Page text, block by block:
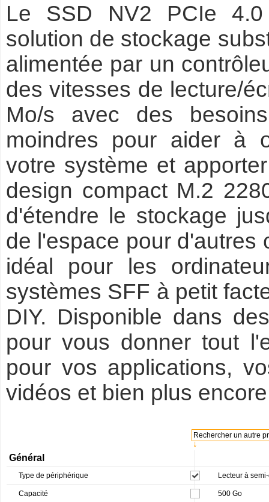
Le SSD NV2 PCIe
solution de stockage
alimentée par un
des vitesses de lecture/
Mo/s avec des
moindres pour aider à
votre système et
design compact M.2
d'étendre le stockage
de l'espace pour d'autres
idéal pour les
systèmes SFF à petit
DIY. Disponible dans
pour vous donner tout
pour vos applications,
vidéos et bien plus
↓
Rechercher un autre
Général
Type de périphérique Lecteur à
Capacité 500 Go